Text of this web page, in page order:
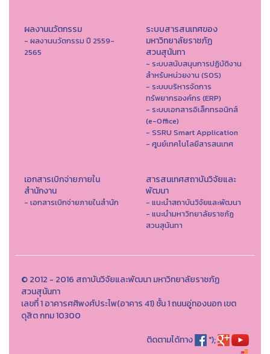
ผลงานนวัตกรรม
- ผลงานนวัตกรรม ปี 2559-
2565
ระบบสารสนเทศของ
มหาวิทยาลัยราชภัฏ
สวนสุนันทา
- ระบบสนับสนุนการปฏิบัติงาน
สำหรับหน่วยงาน (SOS)
- ระบบบริหารจัดการ
ทรัพยากรองค์กร (ERP)
- ระบบเอกสารอิเล็กทรอนิกส์
(e-Office)
- SSRU Smart Application
- ศูนย์เทคโนโลยีสารสนเทศ
เอกสารเบิกจ่ายภายใน
สำนักงาน
- เอกสารเบิกจ่ายภายในสำนัก
สารสนเทศสถาบันวิจัยและ
พัฒนา
- แนะนำสถาบันวิจัยและพัฒนา
- แนะนำมหาวิทยาลัยราชภัฏ
สวนสุนันทา
© 2012 - 2016 สถาบันวิจัยและพัฒนา มหาวิทยาลัยราชภัฏ
สวนสุนันทา
เลขที่ 1 อาคารศศิพงศ์ประไพ(อาคาร 41) ชั้น 1 ถนนอู่ทองนอก เขต
ดุสิต กทม 10300
ติดตามได้ทาง
");